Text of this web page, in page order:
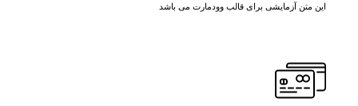
این متن آزمایشی برای قالب وودمارت می باشد